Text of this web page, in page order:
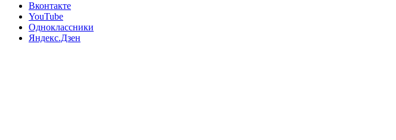
Вконтакте
YouTube
Одноклассники
Яндекс.Дзен